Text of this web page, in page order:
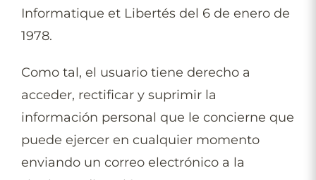
Informatique et Libertés del 6 de enero de
1978.
Como tal, el usuario tiene derecho a
acceder, rectificar y suprimir la
información personal que le concierne que
puede ejercer en cualquier momento
enviando un correo electrónico a la